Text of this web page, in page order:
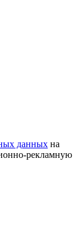
данных на
рекламную